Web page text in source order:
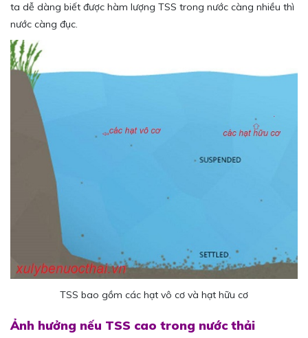
ta dễ dàng biết được hàm lượng TSS trong nước càng nhiều thì
nước càng đục.
TSS bao gồm các hạt vô cơ và hạt hữu cơ
Ảnh hưởng nếu TSS cao trong nước thải